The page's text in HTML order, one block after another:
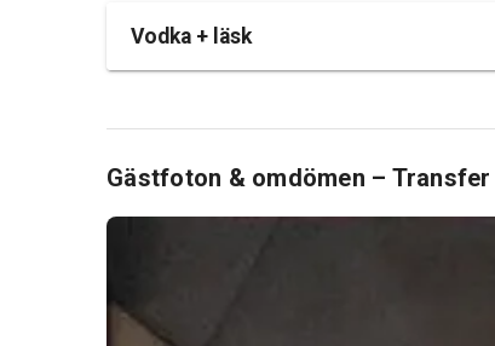
Vodka + läsk
Gästfoton & omdömen –